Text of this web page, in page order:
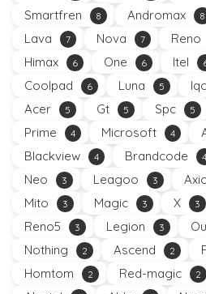
Smartfren 8 Andromax 8
Lava 7 Nova 7 Reno
Himax 6 One 6 Itel
Coolpad 6 Luna 5
Acer 5 Gt 5 Spc 5
Prime 4 Microsoft 4
Blackview 4 Brandcode 4
Neo 3 Leagoo 3
Mito 3 Magic 3 X 3
Reno5 3 Legion 3
Nothing 2 Ascend 2
Homtom 2 Red-magic 2